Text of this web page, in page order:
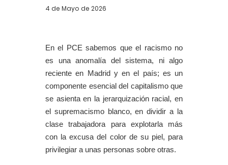
4 de Mayo de 2026
En el PCE sabemos que el racismo no
es una anomalía del sistema, ni algo
reciente en Madrid y en el país; es un
componente esencial del capitalismo que
se asienta en la jerarquización racial, en
el supremacismo blanco, en dividir a la
clase trabajadora para explotarla más
con la excusa del color de su piel, para
privilegiar a unas personas sobre otras.